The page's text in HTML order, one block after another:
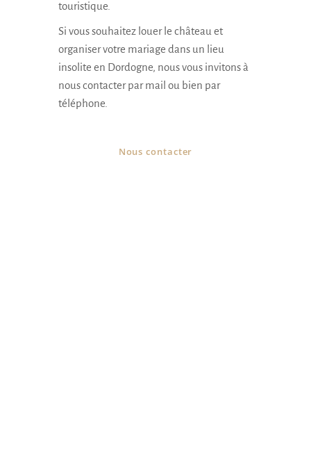
touristique.
Si vous souhaitez louer le château et
organiser votre mariage dans un lieu
insolite en Dordogne, nous vous invitons à
nous contacter par mail ou bien par
téléphone.
Nous contacter